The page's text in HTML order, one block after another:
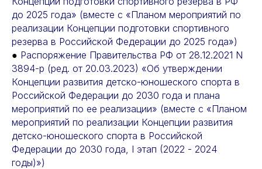
до 2025 года» (вместе с «Планом мероприятий по
реализации Концепции подготовки спортивного
резерва в Российской Федерации до 2025 года»)
● Распоряжение Правительства РФ от 28.12.2021 N
3894-р (ред. от 20.03.2023) «Об утверждении
Концепции развития детско-юношеского спорта в
Российской Федерации до 2030 года и плана
мероприятий по ее реализации» (вместе с «Планом
мероприятий по реализации Концепции развития
детско-юношеского спорта в Российской
Федерации до 2030 года, I этап (2022 - 2024
годы)»)